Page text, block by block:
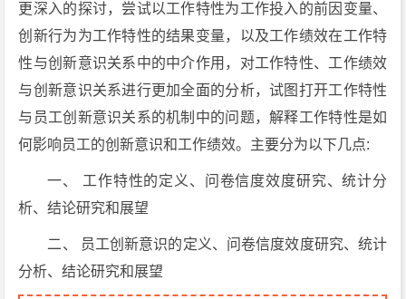
更深入的探讨，尝试以工作特性为工作投入的前因变量、
创新行为为工作特性的结果变量，以及工作绩效在工作特
性与创新意识关系中的中介作用，对工作特性、工作绩效
与创新意识关系进行更加全面的分析，试图打开工作特性
与员工创新意识关系的机制中的问题，解释工作特性是如
何影响员工的创新意识和工作绩效。主要分为以下几点:
一、 工作特性的定义、问卷信度效度研究、统计分
析、结论研究和展望
二、 员工创新意识的定义、问卷信度效度研究、统计
分析、结论研究和展望